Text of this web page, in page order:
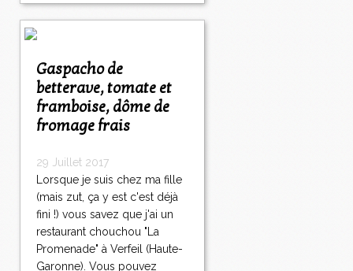
Gaspacho de
betterave, tomate et
framboise, dôme de
fromage frais
29 Juillet 2017
Lorsque je suis chez ma fille
(mais zut, ça y est c'est déjà
fini !) vous savez que j'ai un
restaurant chouchou "La
Promenade" à Verfeil (Haute-
Garonne). Vous pouvez